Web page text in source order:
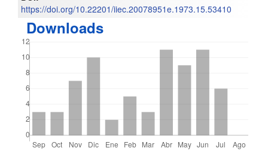
del
artículo
https://doi.org/10.22201/iiec.20078951e.1973.15.53410
Downloads